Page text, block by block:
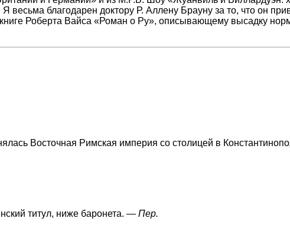
весьма благодарен доктору Р. Аллену Брауну за то, что он
Роберта Вайса «Роман о Ру», описывающему высадку
Восточная Римская империя со столицей в
титул, ниже баронета. — Пер.